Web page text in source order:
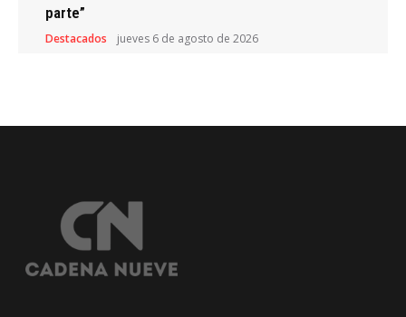
parte”
Destacados jueves 6 de agosto de 2026